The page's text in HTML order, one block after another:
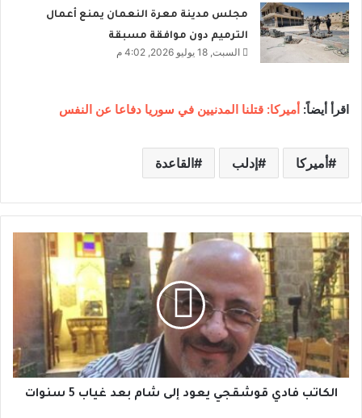
مجلس مدينة معرة النعمان يمنع أعمال
الترميم دون موافقة مسبقة
السبت, 18 يوليو 2026, 4:02 م
اقرأ أيضاً: أميركا: قتلنا المدنيين في سوريا دفاعا عن النفس
أميركا إدلب القاعدة
ا
ل
ك
ا
ت
ف
ا
د
الكاتب فادي قوشقجي يعود إلى شام بعد غياب 5 سنوات